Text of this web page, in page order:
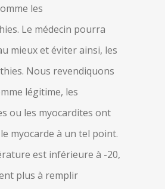
les
Le médecin pourra
mieux et éviter ainsi, les
Nous revendiquons
légitime, les
ou les myocardites ont
myocarde à un tel point.
est inférieure à -20,
plus à remplir